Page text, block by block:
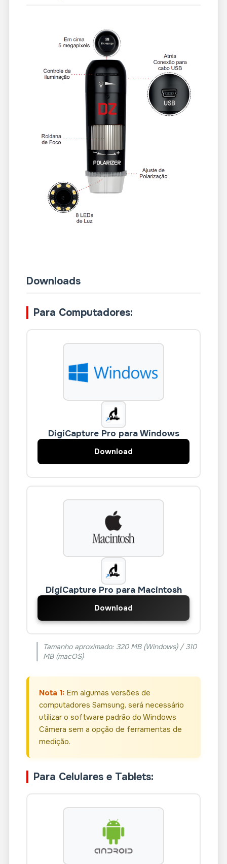
Downloads
Para Computadores:
DigiCapture Pro para Windows
Download
DigiCapture Pro para Macintosh
Download
Tamanho aproximado: 320 MB (Windows) / 310
MB (macOS)
Nota 1: Em algumas versões de
computadores Samsung, será necessário
utilizar o software padrão do Windows
Câmera sem a opção de ferramentas de
medição.
Para Celulares e Tablets: